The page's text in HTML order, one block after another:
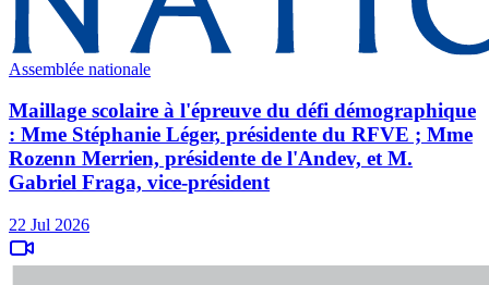
Assemblée nationale
Maillage scolaire à l'épreuve du défi démographique
: Mme Stéphanie Léger, présidente du RFVE ; Mme
Rozenn Merrien, présidente de l'Andev, et M.
Gabriel Fraga, vice-président
22 Jul 2026